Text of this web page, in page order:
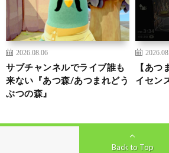
2026.08.06
サブチャンネルでライブ誰も
来ない『あつ森/あつまれどう
ぶつの森』
【あ
イセン
Back to Top